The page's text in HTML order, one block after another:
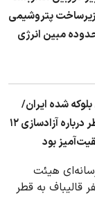
پتروشیمی
مبین انرژی
شده ایران/
آجرلو: سفر قالیباف به قطر درباره آزادسازی ۱۲
بود
هیئت
قالیباف به قطر